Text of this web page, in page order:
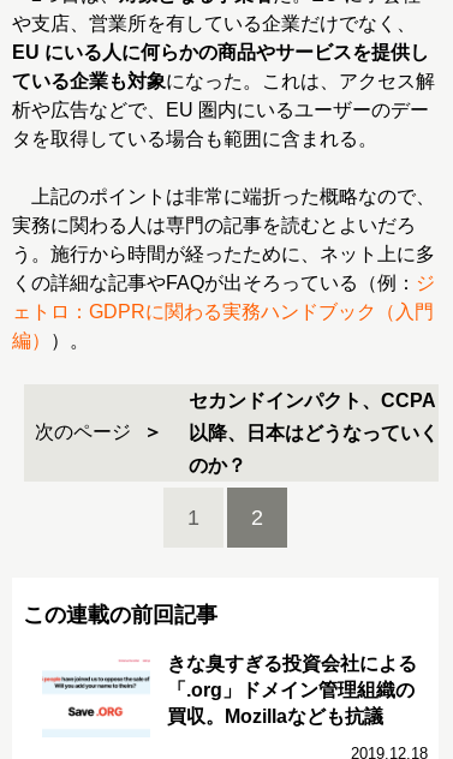
や支店、営業所を有している企業だけでなく、
EU にいる人に何らかの商品やサービスを提供し
ている企業も対象になった。これは、アクセス解
析や広告などで、EU 圏内にいるユーザーのデー
タを取得している場合も範囲に含まれる。
上記のポイントは非常に端折った概略なので、
実務に関わる人は専門の記事を読むとよいだろ
う。施行から時間が経ったために、ネット上に多
くの詳細な記事やFAQが出そろっている（例： ジ
ェトロ：GDPRに関わる実務ハンドブック（入門
編）
）。
次のページ
セカンドインパクト、CCPA
以降、日本はどうなっていく
のか？
1 2
この連載の前回記事
きな臭すぎる投資会社による
「.org」ドメイン管理組織の
買収。Mozillaなども抗議
2019.12.18